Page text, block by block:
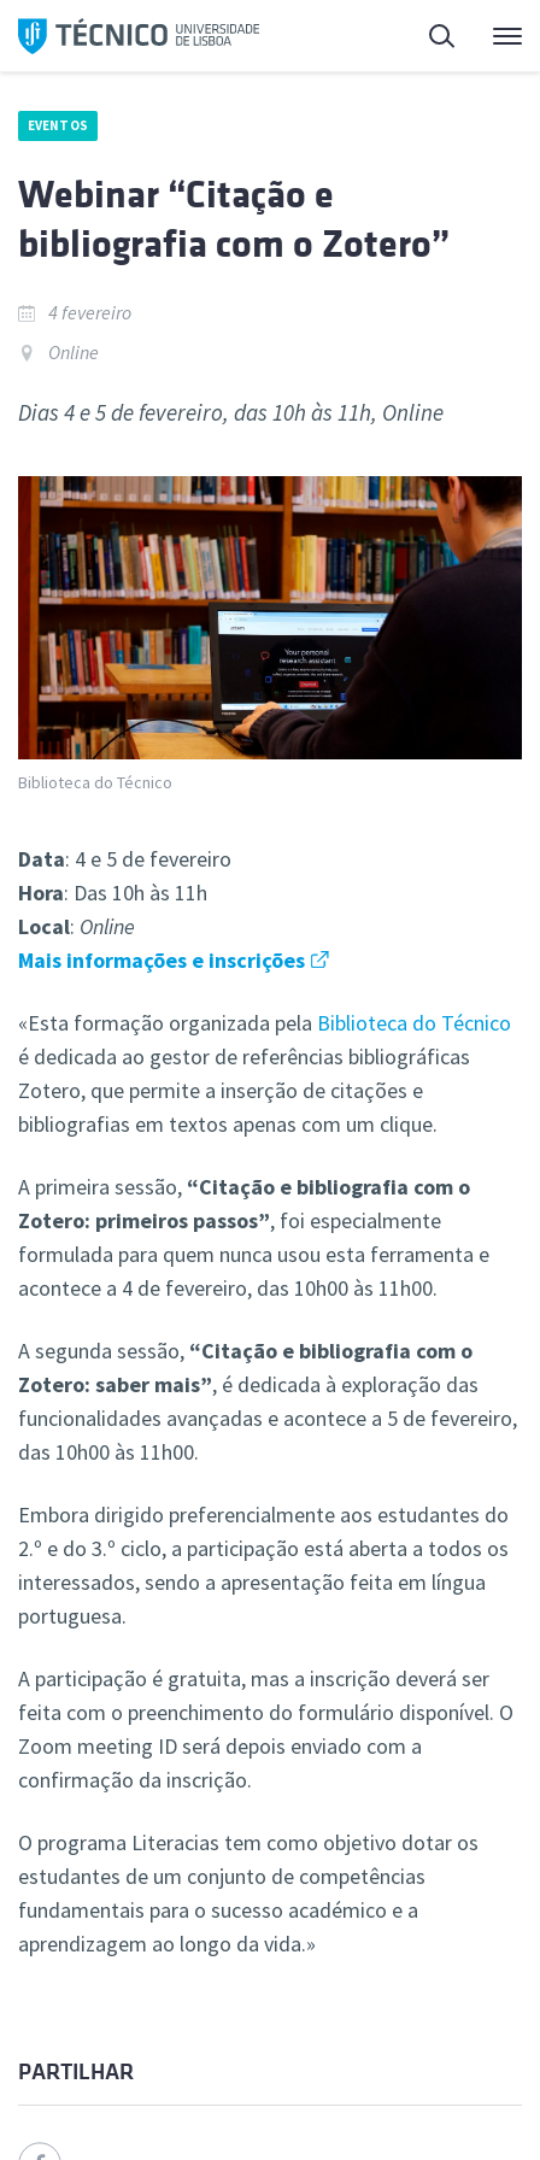
Saltar
para
Pesquisa
EVENTOS
Webinar “Citação e
bibliografia com o Zotero”
4 fevereiro
Online
Dias 4 e 5 de fevereiro, das 10h às 11h, Online
Biblioteca do Técnico
Data: 4 e 5 de fevereiro
Hora: Das 10h às 11h
Local: Online
Mais informações e inscrições
«Esta formação organizada pela Biblioteca do Técnico
é dedicada ao gestor de referências bibliográficas
Zotero, que permite a inserção de citações e
bibliografias em textos apenas com um clique.
A primeira sessão, “Citação e bibliografia com o
Zotero: primeiros passos”, foi especialmente
formulada para quem nunca usou esta ferramenta e
acontece a 4 de fevereiro, das 10h00 às 11h00.
A segunda sessão, “Citação e bibliografia com o
Zotero: saber mais”, é dedicada à exploração das
funcionalidades avançadas e acontece a 5 de fevereiro,
das 10h00 às 11h00.
Embora dirigido preferencialmente aos estudantes do
2.º e do 3.º ciclo, a participação está aberta a todos os
interessados, sendo a apresentação feita em língua
portuguesa.
A participação é gratuita, mas a inscrição deverá ser
feita com o preenchimento do formulário disponível. O
Zoom meeting ID será depois enviado com a
confirmação da inscrição.
O programa Literacias tem como objetivo dotar os
estudantes de um conjunto de competências
fundamentais para o sucesso académico e a
aprendizagem ao longo da vida.»
PARTILHAR